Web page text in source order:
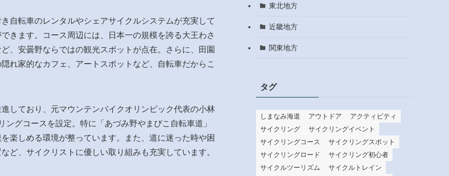
自転車のレンタルやシェアサイクルシステムが充実して
きます。コース周辺には、日本一の規模を誇る大王わさ
、安曇野ならではの観光スポットが点在。さらに、田園
れ家的なカフェ、アートスポットなど、自転車だからこ
しており、元マウンテンバイクオリンピック代表の小林
グコースを設定。特に「あづみ野やまびこ自転車道」
楽しめる環境が整っています。また、道に迷った時や困
ど、サイクリストに優しい取り組みも充実しています。
東北地方
近畿地方
関東地方
タグ
しまなみ海道 アウトドア
アクティビティ
サイクリング
サイクリングイベント
サイクリングコース
サイクリングスポット
サイクリングロード
サイクリング初心者
サイクルツーリズム
サイクルトレイン